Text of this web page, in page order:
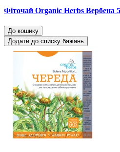
Фіточай Organic Herbs Вербена
До кошику
Додати до списку бажань